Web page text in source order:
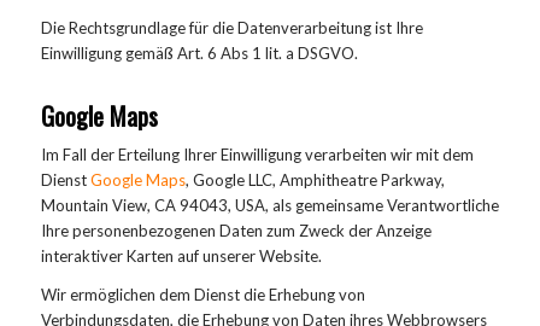
Die Rechtsgrundlage für die Datenverarbeitung ist Ihre
Einwilligung gemäß Art. 6 Abs 1 lit. a DSGVO.
Google Maps
Im Fall der Erteilung Ihrer Einwilligung verarbeiten wir mit dem
DienstGoogle Maps, Google LLC, Amphitheatre Parkway,
Mountain View, CA 94043, USA, als gemeinsame Verantwortliche
Ihre personenbezogenen Daten zum Zweck der Anzeige
interaktiver Karten auf unserer Website.
Wir ermöglichen dem Dienst die Erhebung von
Verbindungsdaten, die Erhebung von Daten ihres Webbrowsers